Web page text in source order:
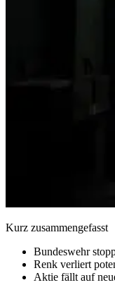
Kurz zusammengefasst
Bundeswehr
Renk verliert
Aktie fällt auf